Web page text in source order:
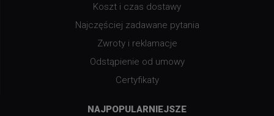
Koszt i czas dostawy
Najczęściej zadawane pytania
Zwroty i reklamacje
Odstąpienie od umowy
Certyfikaty
NAJPOPULARNIEJSZE